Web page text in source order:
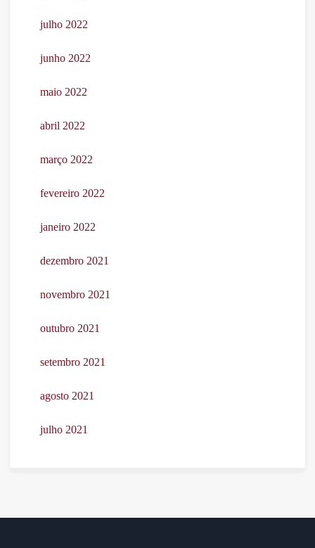
julho 2022
junho 2022
maio 2022
abril 2022
março 2022
fevereiro 2022
janeiro 2022
dezembro 2021
novembro 2021
outubro 2021
setembro 2021
agosto 2021
julho 2021